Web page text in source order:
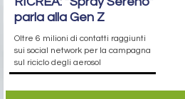
parla alla Gen Z
Oltre 6 milioni di contatti raggiunti
sui social network per la campagna
sul riciclo degli aerosol